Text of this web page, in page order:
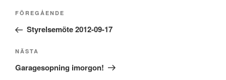
Inläggsnavigering
Föregående
inlägg
FÖREGÅENDE
Styrelsemöte 2012-09-17
Nästa
inlägg
NÄSTA
Garagesopning imorgon!